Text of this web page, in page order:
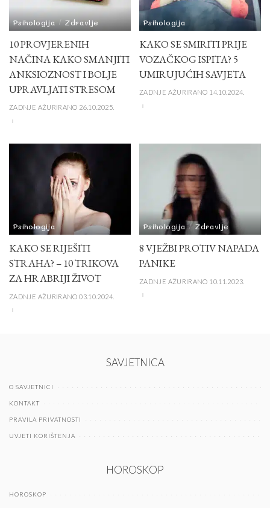
Psihologija Zdravlje
10 PROVJERENIH
NAČINA KAKO SMANJITI
ANKSIOZNOST I BOLJE
UPRAVLJATI STRESOM
ZADNJE AŽURIRANO 26.10.2025.
Psihologija
KAKO SE SMIRITI PRIJE
VOZAČKOG ISPITA? 5
UMIRUJUĆIH SAVJETA
ZADNJE AŽURIRANO 14.10.2024.
Psihologija
KAKO SE RIJEŠITI
STRAHA? – 10 TRIKOVA
ZA HRABRIJI ŽIVOT
ZADNJE AŽURIRANO 03.10.2024.
Psihologija Zdravlje
8 VJEŽBI PROTIV NAPADA
PANIKE
ZADNJE AŽURIRANO 10.11.2023.
SAVJETNICA
O SAVJETNICI
KONTAKT
PRAVILA PRIVATNOSTI
UVJETI KORIŠTENJA
HOROSKOP
HOROSKOP